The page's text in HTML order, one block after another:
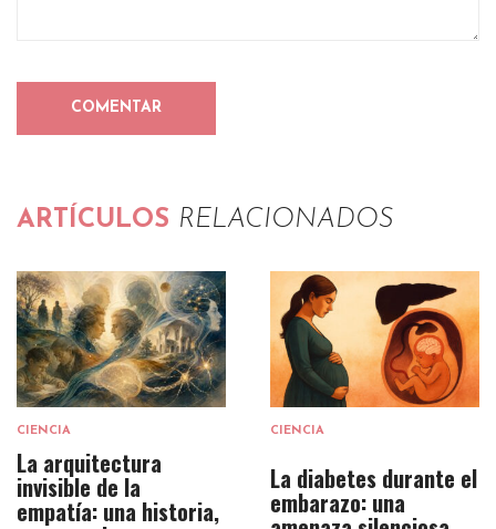
ARTÍCULOS RELACIONADOS
CIENCIA
La arquitectura
invisible de la
empatía: una historia,
CIENCIA
La diabetes durante el
embarazo: una